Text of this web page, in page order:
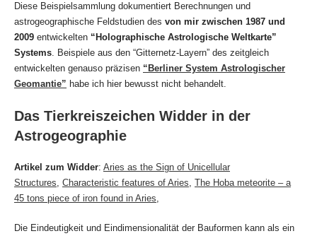
Diese Beispielsammlung dokumentiert Berechnungen und
astrogeographische Feldstudien des von mir zwischen 1987 und
2009 entwickelten “Holographische Astrologische Weltkarte”
Systems. Beispiele aus den “Gitternetz-Layern” des zeitgleich
entwickelten genauso präzisen “Berliner System Astrologischer
Geomantie” habe ich hier bewusst nicht behandelt.
Das Tierkreiszeichen Widder in der
Astrogeographie
Artikel zum Widder: Aries as the Sign of Unicellular
Structures, Characteristic features of Aries, The Hoba meteorite – a
45 tons piece of iron found in Aries,
Die Eindeutigkeit und Eindimensionalität der Bauformen kann als ein